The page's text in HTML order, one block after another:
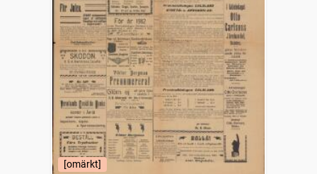
[omärkt]